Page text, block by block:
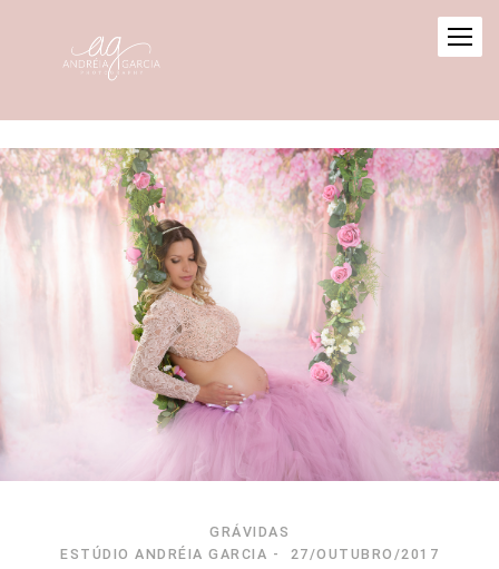
GRÁVIDAS
ESTÚDIO ANDRÉIA GARCIA
27/OUTUBRO/2017